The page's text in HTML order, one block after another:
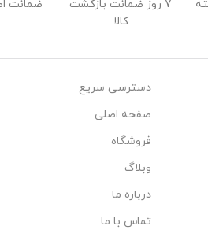
7 روز ضمانت بازگشت
کالا
ضمانت
دسترسی سریع
صفحه اصلی
فروشگاه
وبلاگ
درباره ما
تماس با ما